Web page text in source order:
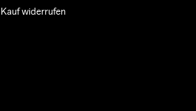
Kauf widerrufen